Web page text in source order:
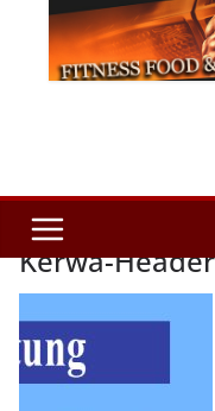
Kerwa-